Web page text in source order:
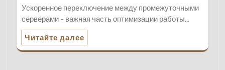
Ускоренное переключение между промежуточными
серверами - важная часть оптимизации работы…
Читайте далее